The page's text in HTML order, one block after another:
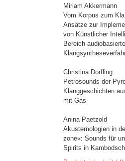
Miriam Akkermann
Vom Korpus zum
Ansätze zur
von Künstlicher
Bereich
Christina Dörfling
Petrosounds der
Klanggeschichten
mit Gas
Anina Paetzold
Akustemologien in
zone«: Sounds für
Spirits in